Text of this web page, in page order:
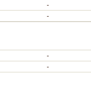
-
-
-
-